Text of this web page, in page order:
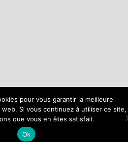
pour vous garantir la meilleure
Si vous continuez à utiliser ce site,
que vous en êtes satisfait.
Ok